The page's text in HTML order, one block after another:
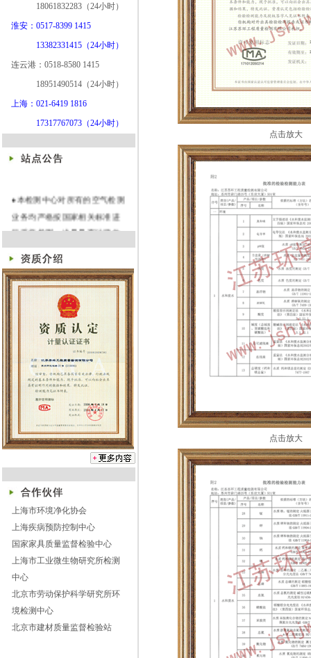
18061832283（24小时）
淮安：0517-8399 1415
13382331415（24小时）
连云港：0518-8580 1415
18951490514（24小时）
上海：021-6419 1816
17317767073（24小时）
业务均严格按国家相关标准进
行采样检测，出具具有法律效
空气检测报告均附 ＣＭＡ章！
◆本检测中心作为第三方中立
的空气检测机构，独立开展空
气检测工作，严格按照《民用
建筑工程环境污染控制规范》
GB50325-2001（2006版）、
《空气质量标准》GB/T18883-
2002等国家标准进行空气检
测。
▲为保证空气检测工作的真实
性、公正性、权威性和准确
性，本检测中心绝不进行空气
污染治理工程业务，绝不与任
益关系，进行合作性的、不准
确的空气检测，确实维护消费
者的合法利益，确保消费者的
身心健康！
■本中心检测人员均具有空气质
量检测技术职业资格证书，请
您在检测前要求检测人员出示
相应的职业资格证书，并核实
该证书上的照片是否为其本
上海市环境净化协会
上海疾病预防控制中心
国家家具质量监督检验中心
上海市工业微生物研究所检测
中心
北京市劳动保护科学研究所环
境检测中心
北京市建材质量监督检验站
点击放大
点击放大